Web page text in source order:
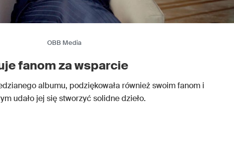
OBB Media
fanom za wsparcie
albumu, podziękowała również swoim fanom i
udało jej się stworzyć solidne dzieło.